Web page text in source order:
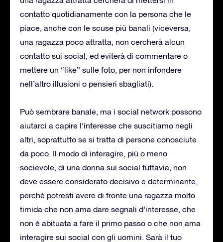
contatto quotidianamente con la persona che le
piace, anche con le scuse più banali (viceversa,
una ragazza poco attratta, non cercherà alcun
contatto sui social, ed eviterà di commentare o
mettere un “like” sulle foto, per non infondere
nell’altro illusioni o pensieri sbagliati).
Può sembrare banale, ma i social network possono
aiutarci a capire l’interesse che suscitiamo negli
altri, soprattutto se si tratta di persone conosciute
da poco. Il modo di interagire, più o meno
socievole, di una donna sui social tuttavia, non
deve essere considerato decisivo e determinante,
perché potresti avere di fronte una ragazza molto
timida che non ama dare segnali d’interesse, che
non è abituata a fare il primo passo o che non ama
interagire sui social con gli uomini. Sarà il tuo